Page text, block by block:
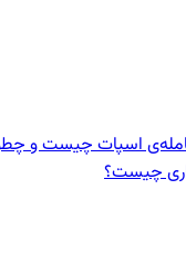
اسپات چیست و
چیست؟